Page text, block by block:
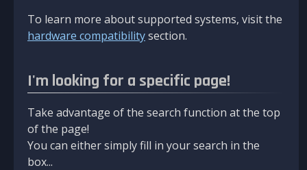
To learn more about supported systems, visit the
hardware compatibilitysection.
I'm looking for a specific page!
Take advantage of the search function at the top
of the page!
You can either simply fill in your search in the
box...